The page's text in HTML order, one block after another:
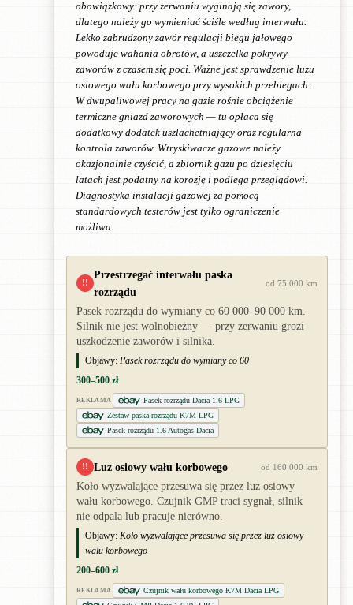
obowiązkowy: przy zerwaniu wyginają się zawory,
dlatego należy go wymieniać ściśle według interwału.
Lekko zabrudzony zawór regulacji biegu jałowego
powoduje wahania obrotów, a uszczelka pokrywy
zaworów z czasem się poci. Ważne jest sprawdzenie luzu
osiowego wału korbowego przy wysokich przebiegach.
W dwupaliwowej pracy na gazie rośnie obciążenie
termiczne gniazd zaworowych — tu opłaca się
dodatkowy dodatek uszlachetniający oraz regularna
kontrola zaworów. Wtryskiwacze gazowe należy
okazjonalnie czyścić, a zbiornik gazu po dziesięciu
latach jest podatny na korozję i podlega przeglądowi.
Diagnostyka instalacji gazowej za pomocą
standardowych testerów jest tylko ograniczenie
możliwa.
!!
Przestrzegać interwału paska
rozrządu
od 75 000 km
Pasek rozrządu do wymiany co 60 000–90 000 km.
Silnik nie jest wolnobieżny — przy zerwaniu grozi
uszkodzenie zaworów i silnika.
Objawy: Pasek rozrządu do wymiany co 60
300–500 zł
REKLAMA
Pasek rozrządu Dacia 1.6 LPG
Zestaw paska rozrządu K7M LPG
Pasek rozrządu 1.6 Autogas Dacia
!! Luz osiowy wału korbowego od 160 000 km
Koło wyzwalające przesuwa się przez luz osiowy
wału korbowego. Czujnik GMP traci sygnał, silnik
nie odpala lub pracuje nierówno.
Objawy: Koło wyzwalające przesuwa się przez luz osiowy
wału korbowego
200–600 zł
REKLAMA
Czujnik wału korbowego K7M Dacia LPG